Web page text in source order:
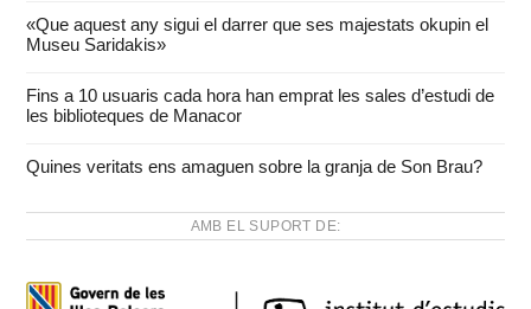
«Que aquest any sigui el darrer que ses majestats okupin el
Museu Saridakis»
Fins a 10 usuaris cada hora han emprat les sales d’estudi de
les biblioteques de Manacor
Quines veritats ens amaguen sobre la granja de Son Brau?
AMB EL SUPORT DE: